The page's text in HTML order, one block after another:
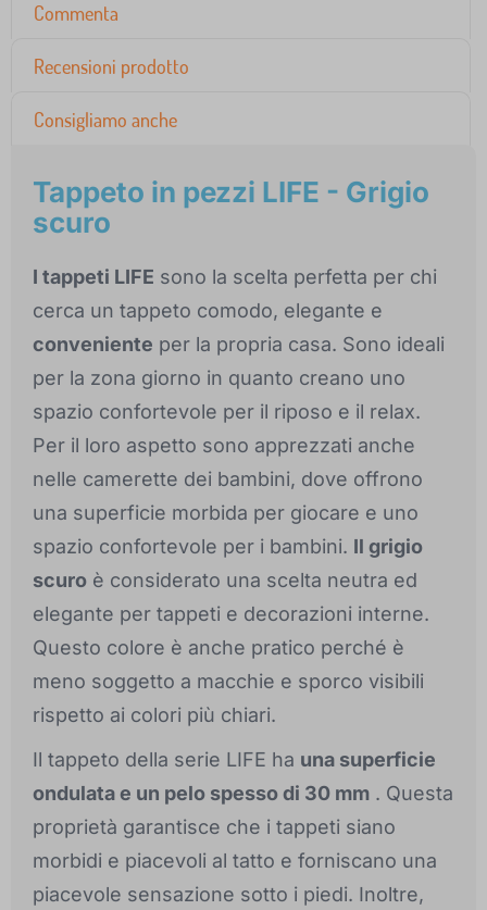
Commenta
Recensioni prodotto
Consigliamo anche
Tappeto in pezzi LIFE - Grigio
scuro
I tappeti LIFE sono la scelta perfetta per chi
cerca un tappeto comodo, elegante e
conveniente per la propria casa. Sono ideali
per la zona giorno in quanto creano uno
spazio confortevole per il riposo e il relax.
Per il loro aspetto sono apprezzati anche
nelle camerette dei bambini, dove offrono
una superficie morbida per giocare e uno
spazio confortevole per i bambini. Il grigio
scuro è considerato una scelta neutra ed
elegante per tappeti e decorazioni interne.
Questo colore è anche pratico perché è
meno soggetto a macchie e sporco visibili
rispetto ai colori più chiari.
Il tappeto della serie LIFE ha una superficie
ondulata e un pelo spesso di 30 mm . Questa
proprietà garantisce che i tappeti siano
morbidi e piacevoli al tatto e forniscano una
piacevole sensazione sotto i piedi. Inoltre,